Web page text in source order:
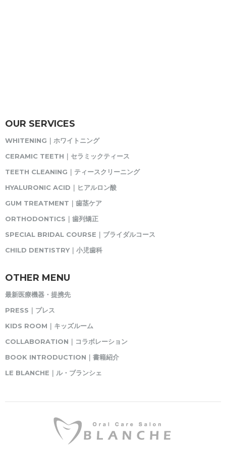
OUR SERVICES
WHITENING｜ホワイトニング
CERAMIC TEETH｜セラミックティース
TEETH CLEANING｜ティースクリーニング
HYALURONIC ACID｜ヒアルロン酸
GUM TREATMENT｜歯茎ケア
ORTHODONTICS｜歯列矯正
SPECIAL BRIDAL COURSE｜ブライダルコース
CHILD DENTISTRY｜小児歯科
OTHER MENU
最新医療機器・提携先
PRESS｜プレス
KIDS ROOM｜キッズルーム
COLLABORATION｜コラボレーション
BOOK INTRODUCTION｜書籍紹介
LE BLANCHE｜ル・ブランシェ